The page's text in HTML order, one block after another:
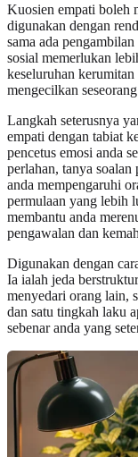
Kuosien empati boleh
digunakan dengan
sama ada
sosial memerlukan
keseluruhan
mengecilkan
Langkah seterusnya
empati dengan tabiat
pencetus emosi anda
perlahan, tanya soalan
anda mempengaruhi
permulaan yang lebih
membantu anda
pengawalan dan
Digunakan dengan
Ia ialah jeda
menyedari orang lain,
dan satu tingkah laku
sebenar anda yang